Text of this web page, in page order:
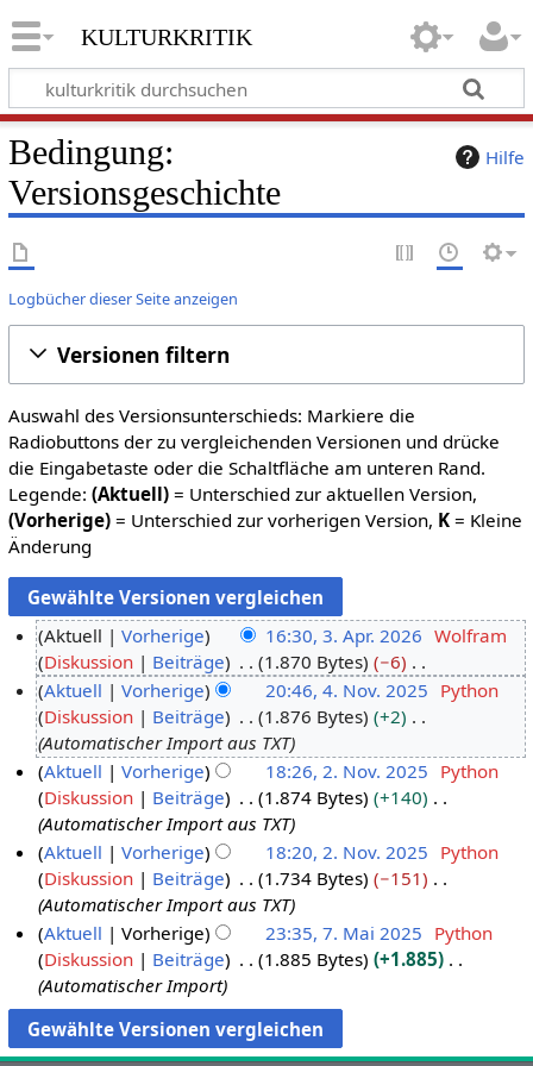
kulturkritik
Hilfe
Bedingung:
Versionsgeschichte
Logbücher dieser Seite anzeigen
Versionen filtern
Auswahl des Versionsunterschieds: Markiere die
Radiobuttons der zu vergleichenden Versionen und drücke
die Eingabetaste oder die Schaltfläche am unteren Rand.
Legende: (Aktuell)= Unterschied zur aktuellen Version,
(Vorherige)= Unterschied zur vorherigen Version, K= Kleine
Änderung
2
6
Aktuell Vorherige 16:30, 3. Apr. 2026 Wolfram
Diskussion
Beiträge 1.870 Bytes
−6
K
e
i
n
e
B
e
a
r
b
e
i
t
u
n
N
e
e
2
Aktuell Vorherige 20:46, 4. Nov. 2025 Python
Diskussion
Beiträge 1.876 Bytes
+2
Automatischer Import aus TXT
N
e
r
Aktuell Vorherige 18:26, 2. Nov. 2025 Python
Diskussion
Beiträge 1.874 Bytes
+140
Automatischer Import aus TXT
Aktuell
Vorherige 18:20, 2. Nov. 2025 Python
Diskussion
Beiträge 1.734 Bytes
−151
Automatischer Import aus TXT
M
a
Aktuell Vorherige 23:35, 7. Mai 2025 Python
Diskussion
Beiträge 1.885 Bytes
+1.885
Automatischer Import